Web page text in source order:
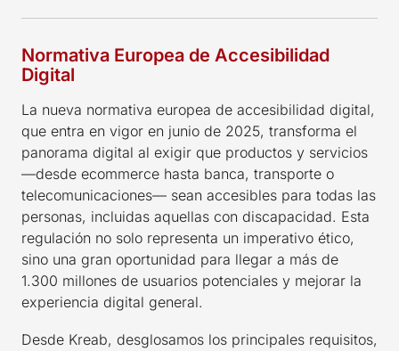
Normativa Europea de Accesibilidad
Digital
La nueva normativa europea de accesibilidad digital,
que entra en vigor en junio de 2025, transforma el
panorama digital al exigir que productos y servicios
—desde ecommerce hasta banca, transporte o
telecomunicaciones— sean accesibles para todas las
personas, incluidas aquellas con discapacidad. Esta
regulación no solo representa un imperativo ético,
sino una gran oportunidad para llegar a más de
1.300 millones de usuarios potenciales y mejorar la
experiencia digital general.
Desde Kreab, desglosamos los principales requisitos,